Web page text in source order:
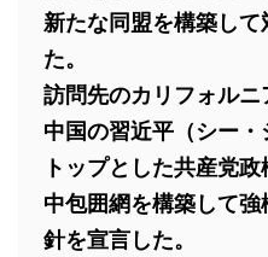
新たな同盟を構築して
た。
訪問先のカリフォルニ
中国の習近平（シー
トップとした共産党
中包囲網を構築して
針を宣言した。